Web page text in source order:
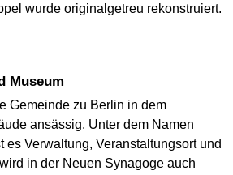
wurde originalgetreu rekonstruiert.
Museum
Gemeinde zu Berlin in dem
ansässig. Unter dem Namen
es Verwaltung, Veranstaltungsort und
in der Neuen Synagoge auch